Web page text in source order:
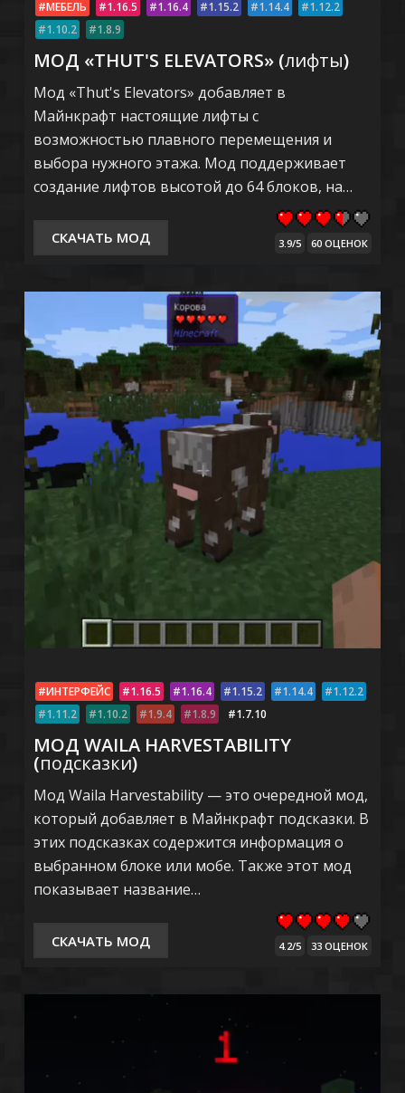
МЕБЕЛЬ 1.16.5 1.16.4 1.15.2 1.14.4
1.12.2
1.10.2
1.8.9
МОД «THUT'S ELEVATORS» (лифты)
Мод «Thut's Elevators» добавляет в
Майнкрафт настоящие лифты с
возможностью плавного перемещения и
выбора нужного этажа. Мод поддерживает
создание лифтов высотой до 64 блоков, на…
3.9/5 60 ОЦЕНОК
СКАЧАТЬ МОД
ИНТЕРФЕЙС 1.16.5 1.16.4 1.15.2 1.14.4
1.12.2
1.11.2
1.10.2 1.9.4 1.8.9 1.7.10
МОД WAILA HARVESTABILITY
(подсказки)
Мод Waila Harvestability — это очередной мод,
который добавляет в Майнкрафт подсказки. В
этих подсказках содержится информация о
выбранном блоке или мобе. Также этот мод
показывает название…
4.2/5 33 ОЦЕНОК
СКАЧАТЬ МОД